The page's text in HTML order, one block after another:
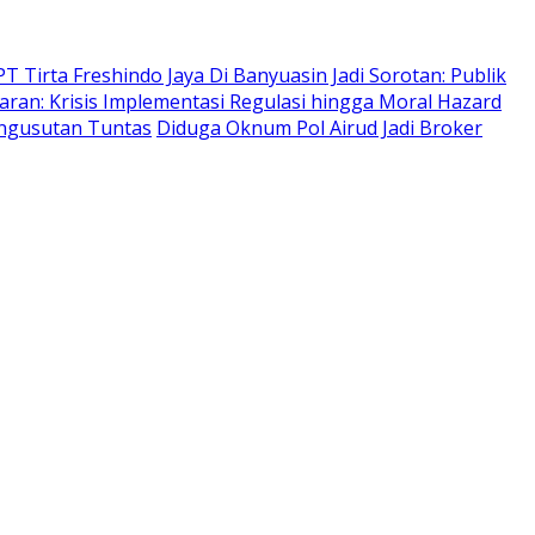
Tirta Freshindo Jaya Di Banyuasin Jadi Sorotan: Publik
Krisis Implementasi Regulasi hingga Moral Hazard
Tuntas Diduga Oknum Pol Airud Jadi Broker